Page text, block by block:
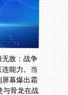
敌：战争
能力。当
幕爆出霜
骨龙在战
家。这不
得的公平
下一个在
敦的公寓